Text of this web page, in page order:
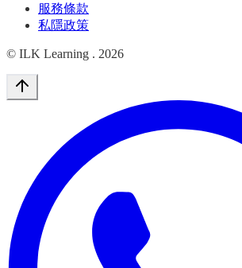
服務條款
私隱政策
© ILK Learning . 2026